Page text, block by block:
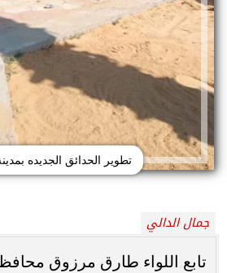
تطوير الحدائق الجديده
جمال الدالي
تابع اللواء طارق مرزوق